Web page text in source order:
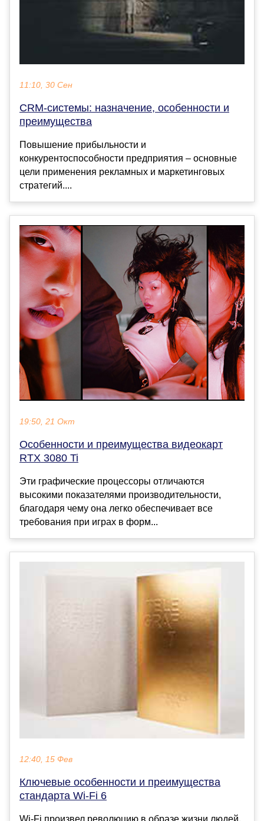
11:10, 30 Сен
CRM-системы: назначение, особенности и
преимущества
Повышение прибыльности и
конкурентоспособности предприятия – основные
цели применения рекламных и маркетинговых
стратегий....
19:50, 21 Окт
Особенности и преимущества видеокарт
RTX 3080 Ti
Эти графические процессоры отличаются
высокими показателями производительности,
благодаря чему она легко обеспечивает все
требования при играх в форм...
12:40, 15 Фев
Ключевые особенности и преимущества
стандарта Wi-Fi 6
Wi-Fi произвел революцию в образе жизни людей,